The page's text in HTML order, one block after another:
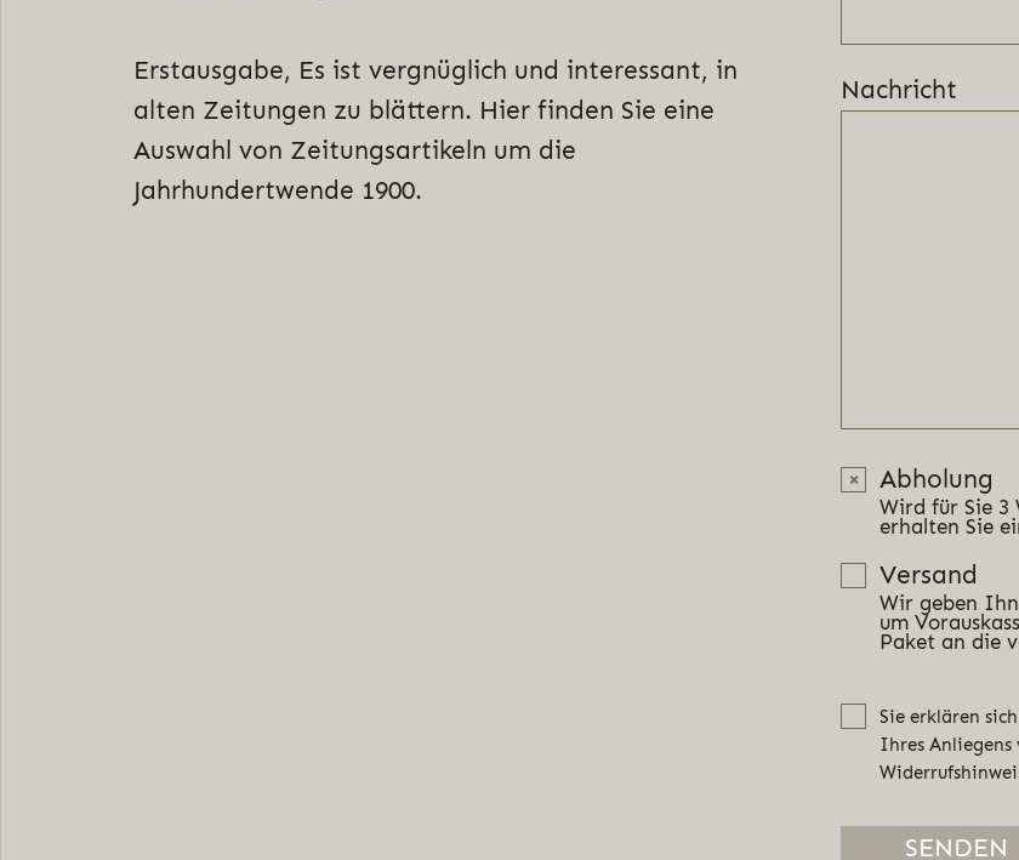
Erstausgabe, Es ist vergnüglich und interessant, in
alten Zeitungen zu blättern. Hier finden Sie eine
Auswahl von Zeitungsartikeln um die
Jahrhundertwende 1900.
Nachricht
Abholung
Wird für Sie 3
erhalten Sie
Versand
Wir geben
um
Paket an die
Sie erklären
Ihres